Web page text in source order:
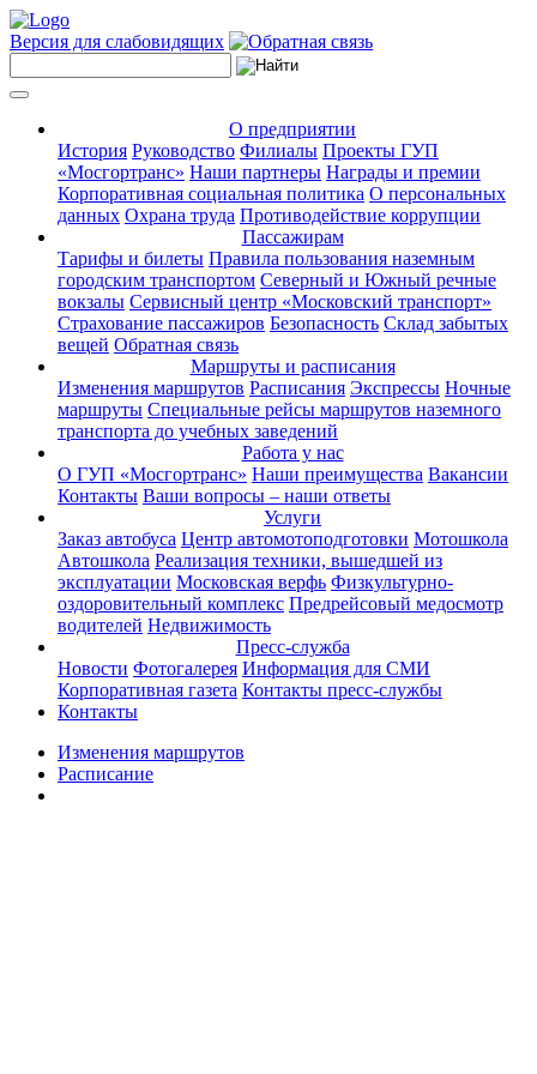
Версия для слабовидящих
О предприятии
История Руководство Филиалы Проекты ГУП
«Мосгортранс» Наши партнеры Награды и премии
Корпоративная социальная политика О персональных
данных Охрана труда Противодействие коррупции
Пассажирам
Тарифы и билеты Правила пользования наземным
городским транспортом Северный и Южный речные
вокзалы Сервисный центр «Московский транспорт»
Страхование пассажиров Безопасность Склад забытых
вещей Обратная связь
Маршруты и расписания
Изменения маршрутов Расписания Экспрессы Ночные
маршруты Специальные рейсы маршрутов наземного
транспорта до учебных заведений
Работа у нас
О ГУП «Мосгортранс» Наши преимущества Вакансии
Контакты Ваши вопросы – наши ответы
Услуги
Заказ автобуса Центр автомотоподготовки Мотошкола
Автошкола Реализация техники, вышедшей из
эксплуатации Московская верфь Физкультурно-
оздоровительный комплекс Предрейсовый медосмотр
водителей Недвижимость
Пресс-служба
Новости Фотогалерея Информация для СМИ
Корпоративная газета Контакты пресс-службы
Контакты
Изменения маршрутов
Расписание